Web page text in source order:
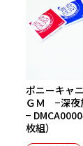
ポニーキャ
ＧＭ −深夜
−
枚組）